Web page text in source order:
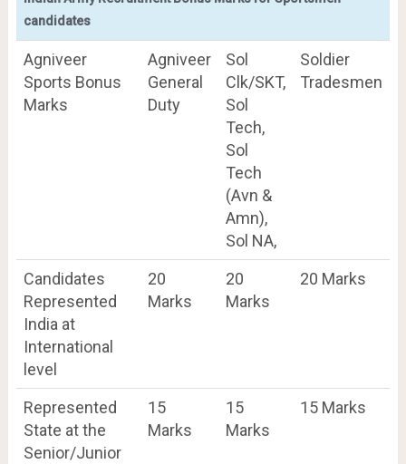
candidates
Agniveer
Sports Bonus
Marks
Agniveer
General
Duty
Sol
Clk/SKT,
Sol
Tech,
Sol
Tech
(Avn &
Amn),
Sol NA,
Soldier
Tradesmen
Candidates
Represented
India at
International
level
20
Marks
20
Marks
20 Marks
Represented
State at the
Senior/Junior
15
Marks
15
Marks
15 Marks